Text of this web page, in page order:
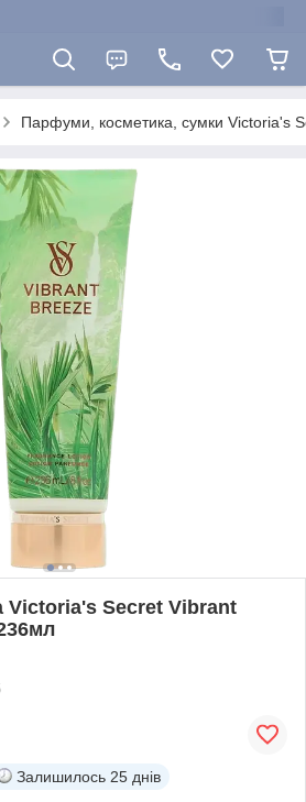
Парфуми, косметика, сумки Victoria's
Victoria's Secret Vibrant
Залишилось 25 днів